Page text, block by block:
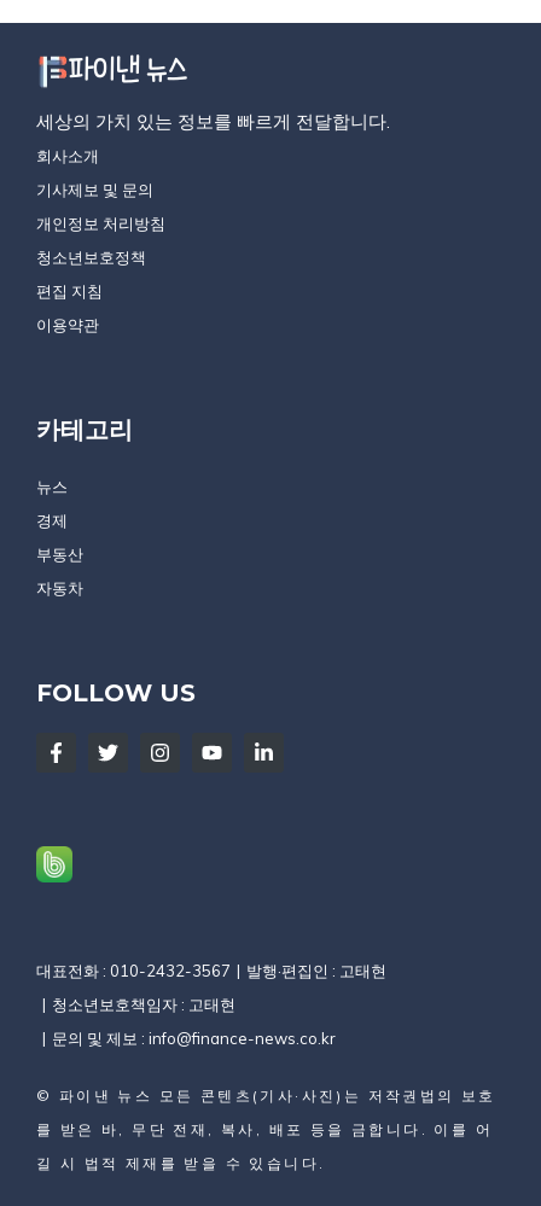
세상의 가치 있는 정보를 빠르게 전달합니다.
회사소개
기사제보 및 문의
개인정보 처리방침
청소년보호정책
편집 지침
이용약관
카테고리
뉴스
경제
부동산
자동차
FOLLOW US
대표전화 : 010-2432-3567
발행·편집인 : 고태현
청소년보호책임자 : 고태현
문의 및 제보 : info@finance-news.co.kr
© 파이낸 뉴스
모든 콘텐츠(기사·사진)는 저작권법의 보호
를 받은 바, 무단 전재, 복사, 배포 등을 금합니다. 이를 어
길 시 법적 제재를 받을 수 있습니다.